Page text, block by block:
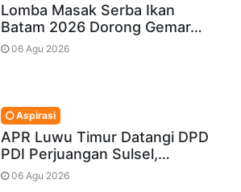
Lomba Masak Serba Ikan
Batam 2026 Dorong Gemar…
06 Agu 2026
Aspirasi
APR Luwu Timur Datangi DPD
PDI Perjuangan Sulsel,…
06 Agu 2026